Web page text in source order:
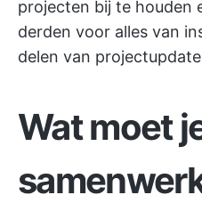
projecten bij te houden
derden voor alles van
delen van
Wat moet